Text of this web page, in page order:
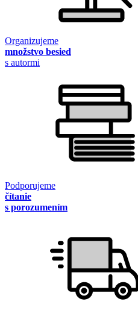
Organizujeme
množstvo besied
s autormi
Podporujeme
čítanie
s porozumením